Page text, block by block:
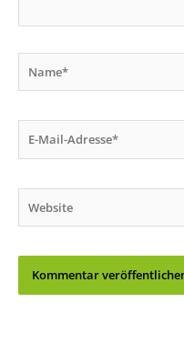
Mail-